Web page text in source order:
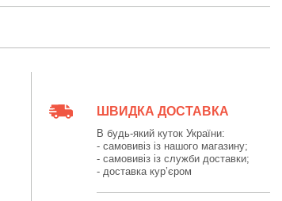
ШВИДКА ДОСТАВКА
В будь-який куток України:
- самовивіз із нашого магазину;
- самовивіз із служби доставки;
- доставка кур’єром